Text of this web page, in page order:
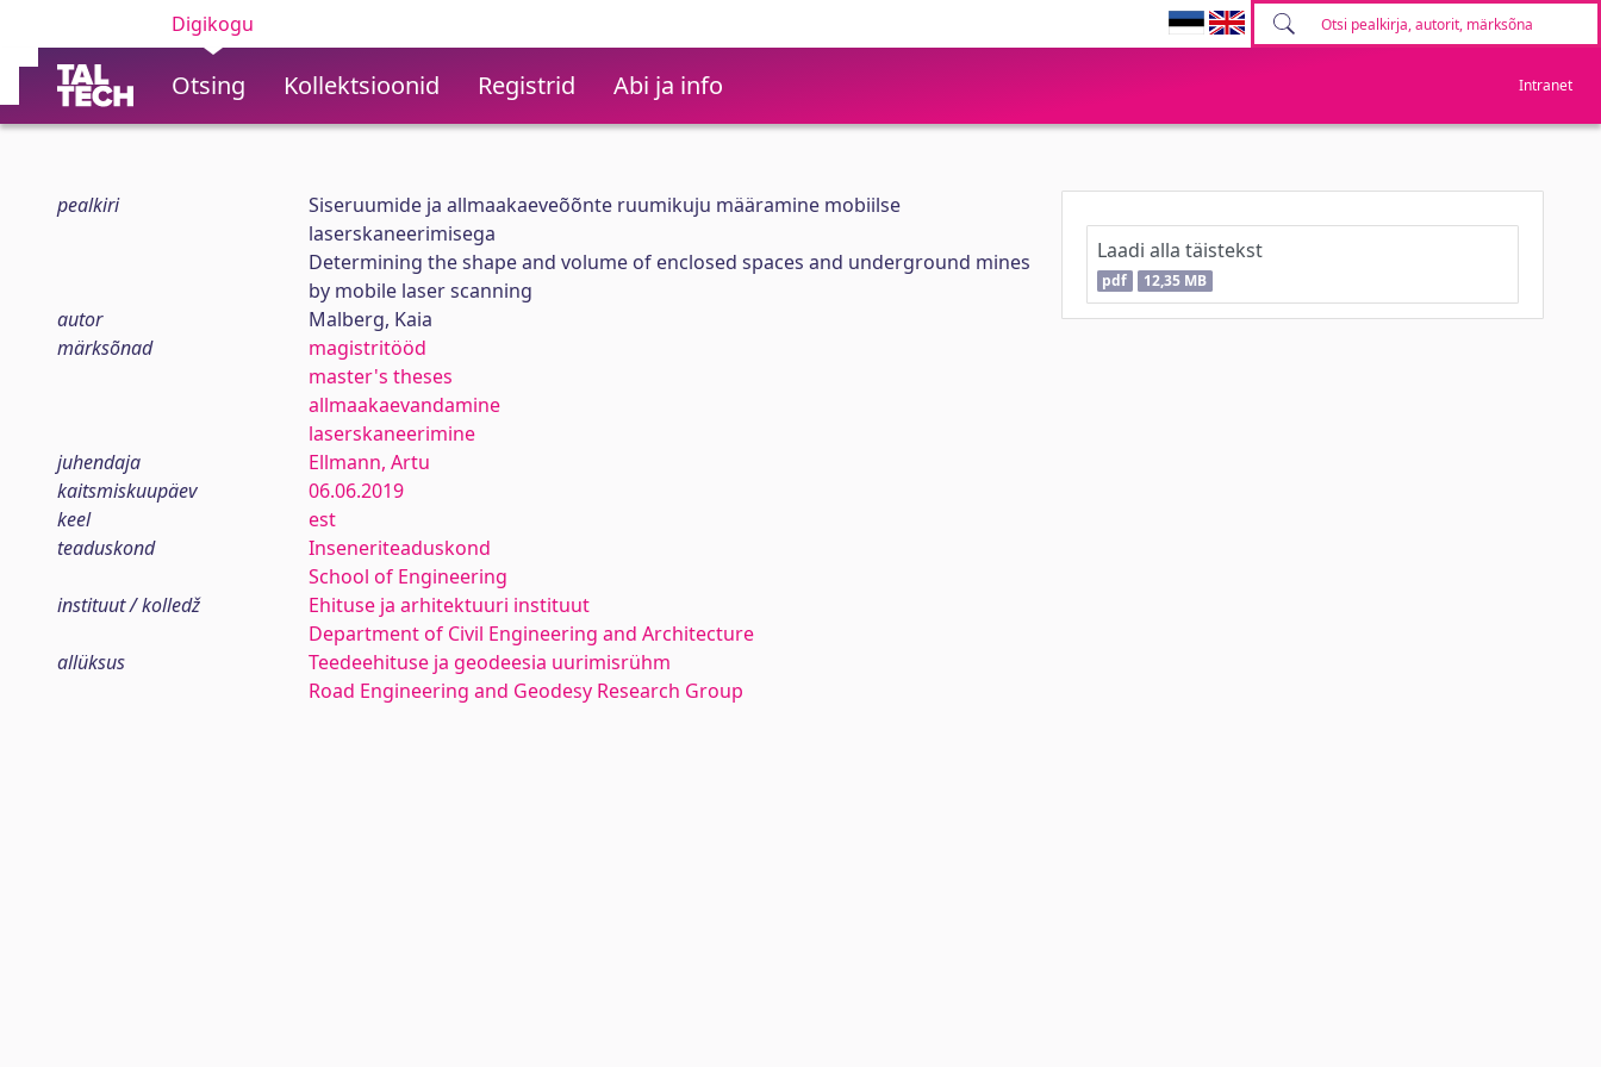
Digikogu
Otsing Kollektsioonid Registrid Abi ja info Intranet
pealkiri
Siseruumide ja allmaakaeveõõnte ruumikuju määramine mobiilse
laserskaneerimisega
Determining the shape and volume of enclosed spaces and underground mines
by mobile laser scanning
autor
Malberg, Kaia
märksõnad
magistritööd
master's theses
allmaakaevandamine
laserskaneerimine
juhendaja
Ellmann, Artu
kaitsmiskuupäev
06.06.2019
keel
est
teaduskond
Inseneriteaduskond
School of Engineering
instituut / kolledž
Ehituse ja arhitektuuri instituut
Department of Civil Engineering and Architecture
allüksus
Teedeehituse ja geodeesia uurimisrühm
Road Engineering and Geodesy Research Group
Laadi alla täistekst
pdf 12,35 MB